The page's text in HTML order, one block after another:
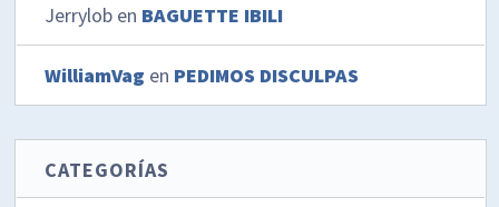
Jerrylob en BAGUETTE IBILI
WilliamVag en PEDIMOS DISCULPAS
CATEGORÍAS